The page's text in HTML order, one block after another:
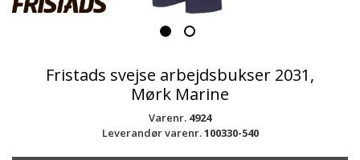
Fristads svejse arbejdsbukser 2031,
Mørk Marine
Varenr. 4924
Leverandør varenr.100330-540